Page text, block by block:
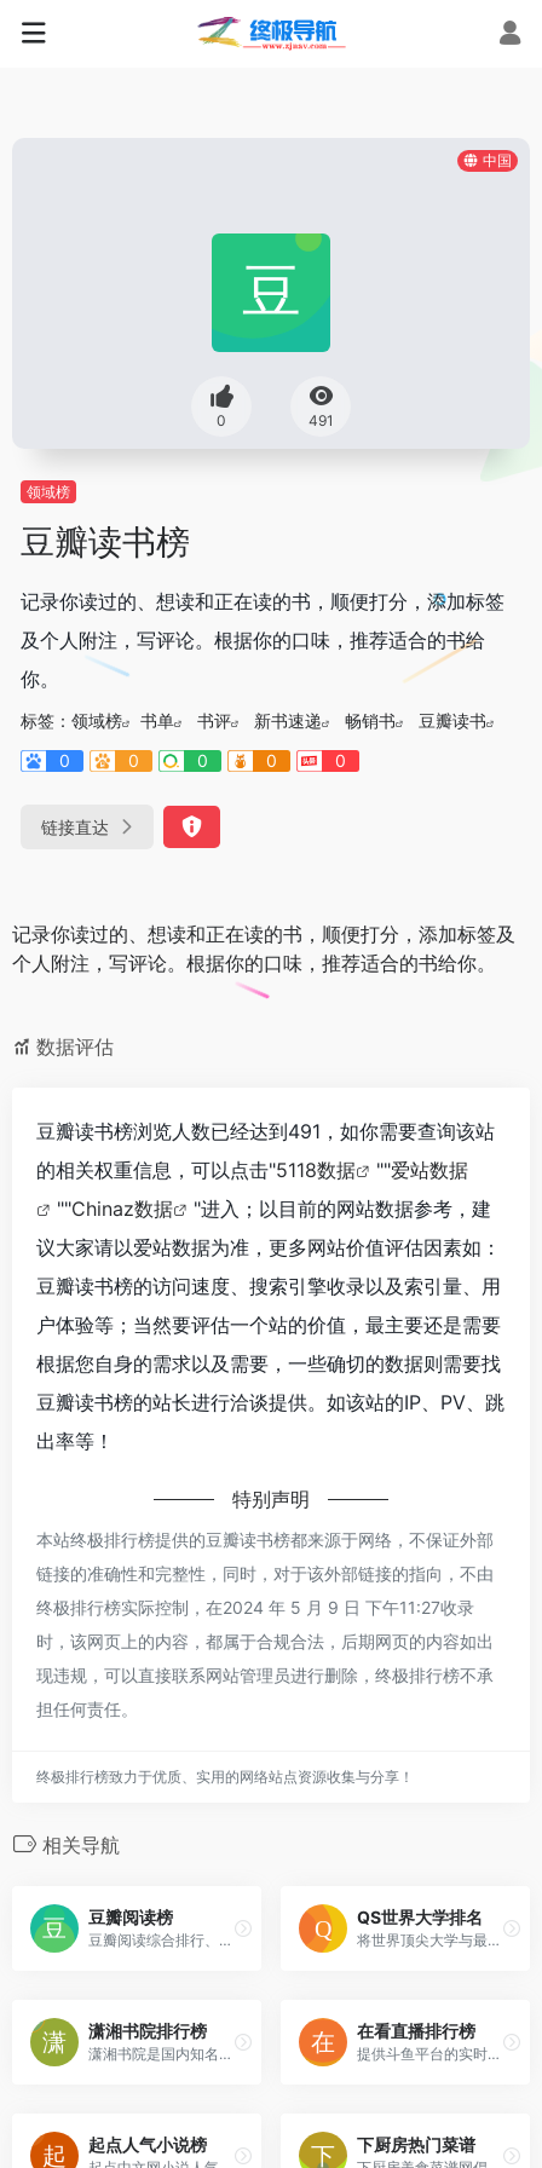
中国
0 491
领域榜
豆瓣读书榜
记录你读过的、想读和正在读的书，顺便打分，添加标签
及个人附注，写评论。根据你的口味，推荐适合的书给
你。
标签： 领域榜 书单 书评 新书速递 畅销书
豆瓣读书
0
0 0 0 0
链接直达
记录你读过的、想读和正在读的书，顺便打分，添加标签及
个人附注，写评论。根据你的口味，推荐适合的书给你。
数据评估
豆瓣读书榜浏览人数已经达到491，如你需要查询该站
的相关权重信息，可以点击"5118数据 ""爱站数据
""Chinaz数据
"进入；以目前的网站数据参考，建
议大家请以爱站数据为准，更多网站价值评估因素如：
豆瓣读书榜的访问速度、搜索引擎收录以及索引量、用
户体验等；当然要评估一个站的价值，最主要还是需要
根据您自身的需求以及需要，一些确切的数据则需要找
豆瓣读书榜的站长进行洽谈提供。如该站的IP、PV、跳
出率等！
特别声明
本站终极排行榜提供的豆瓣读书榜都来源于网络，不保证外部
链接的准确性和完整性，同时，对于该外部链接的指向，不由
终极排行榜实际控制，在2024 年 5 月 9 日 下午11:27收录
时，该网页上的内容，都属于合规合法，后期网页的内容如出
现违规，可以直接联系网站管理员进行删除，终极排行榜不承
担任何责任。
终极排行榜致力于优质、实用的网络站点资源收集与分享！
相关导航
豆瓣阅读榜
豆瓣阅读综合排行、频道排行、出版排行。
QS世界大学排名
将世界顶尖大学与最新QS世界大学排名®相比较，并按地区和学科搜索领先的院校。注册成为免费网站会员直接查看大学比较结果和附加信息，并访问QS智库进行深入分析
潇湘书院排行榜
潇湘书院是国内知名原创网络文学门户, 拥有海量的女生完结全本小说作品, 提供热门小说排行榜免费在线阅读, 每日更新言情、都市、穿越、青春、悬疑等作品连载。
在看直播排行榜
提供斗鱼平台的实时直播排行，可以查到主播的收入，弹幕，人气，粉丝团，贵族等多项排名数据，帮你找到最好看的直播内容，了解最新的斗鱼直播趋势。查数据，就上在看直播。
起点人气小说榜 下厨房热门菜谱